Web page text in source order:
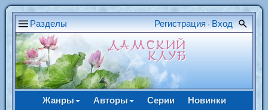
Разделы Регистрация • Вход
Жанры Авторы Серии
Новинки